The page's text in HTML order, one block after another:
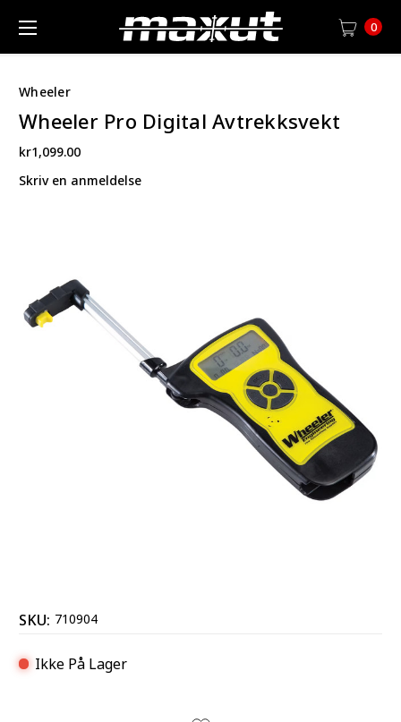
0
Wheeler
Wheeler Pro Digital Avtrekksvekt
kr1,099.00
Skriv en anmeldelse
SKU: 710904
Ikke På Lager